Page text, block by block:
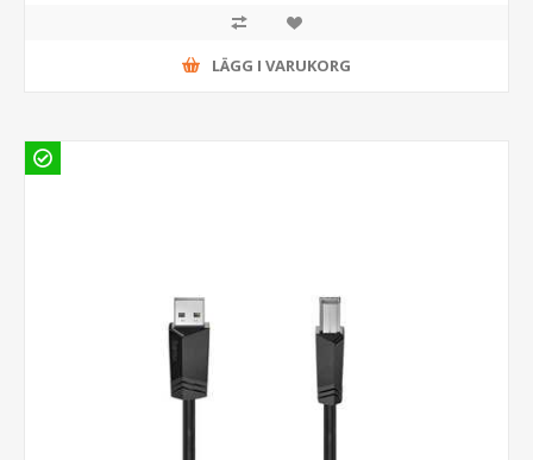
LÄGG I VARUKORG